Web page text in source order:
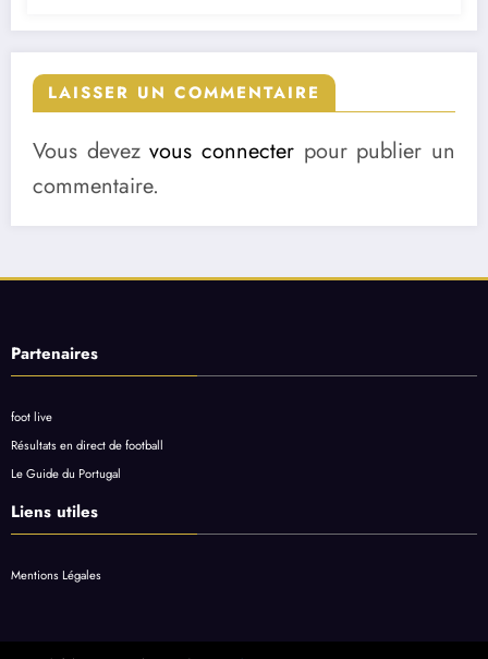
LAISSER UN COMMENTAIRE
Vous devezvous connecter pour publier un
commentaire.
Partenaires
foot live
Résultats en direct de football
Le Guide du Portugal
Liens utiles
Mentions Légales